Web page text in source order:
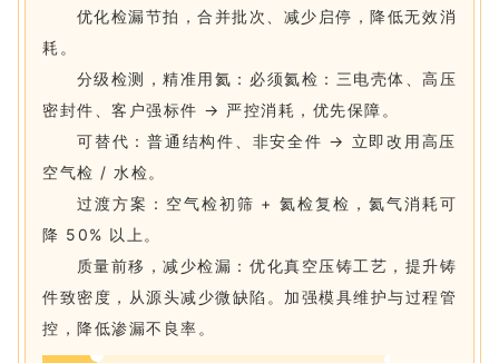
优化检漏节拍，合并批次、减少启停，降低无效消
耗。
分级检测，精准用氦： 必须氦检：三电壳体、高压
密封件、客户强标件 → 严控消耗，优先保障。
可替代：普通结构件、非安全件 → 立即改用高压
空气检 / 水检。
过渡方案：空气检初筛 + 氦检复检，氦气消耗可
降 50% 以上。
质量前移，减少检漏： 优化真空压铸工艺，提升铸
件致密度，从源头减少微缺陷。 加强模具维护与过程管
控，降低渗漏不良率。